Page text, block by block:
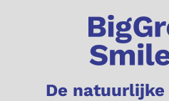
De natuurlijke